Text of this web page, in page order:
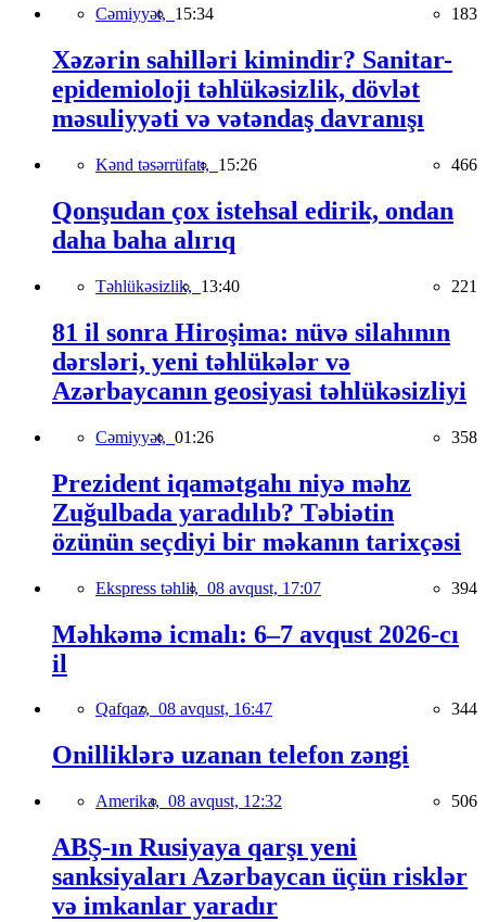
Cəmiyyət, 15:34 183
Xəzərin sahilləri kimindir? Sanitar-
epidemioloji təhlükəsizlik, dövlət
məsuliyyəti və vətəndaş davranışı
Kənd təsərrüfatı, 15:26 466
Qonşudan çox istehsal edirik, ondan
daha baha alırıq
Təhlükəsizlik, 13:40 221
81 il sonra Hiroşima: nüvə silahının
dərsləri, yeni təhlükələr və
Azərbaycanın geosiyasi təhlükəsizliyi
Cəmiyyət, 01:26 358
Prezident iqamətgahı niyə məhz
Zuğulbada yaradılıb? Təbiətin
özünün seçdiyi bir məkanın tarixçəsi
Ekspress təhlil, 08 avqust, 17:07 394
Məhkəmə icmalı: 6–7 avqust 2026-cı
il
Qafqaz, 08 avqust, 16:47 344
Onilliklərə uzanan telefon zəngi
Amerika, 08 avqust, 12:32 506
ABŞ-ın Rusiyaya qarşı yeni
sanksiyaları Azərbaycan üçün risklər
və imkanlar yaradır